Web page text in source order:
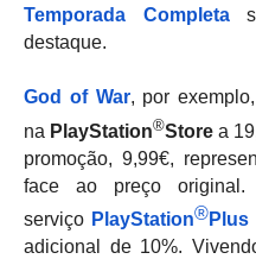
Temporada Completa
destaque.
God of War, por
na PlayStation®Store a
promoção, 9,99€,
face ao preço original.
serviço PlayStation®Plus
adicional de 10%.